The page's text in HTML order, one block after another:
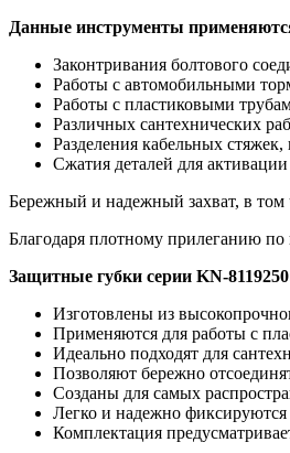
Данные инструменты
Законтривания болтового
Работы с автомобильными
Работы с пластиковыми
Различных сантехнических
Разделения кабельных
Сжатия деталей для
Бережный и надежный захват, в том
Благодаря плотному прилеганию
Защитные губки серии KN-
Изготовлены из
Применяются для работы с
Идеально подходят для
Позволяют бережно
Созданы для самых
Легко и надежно
Комплектация